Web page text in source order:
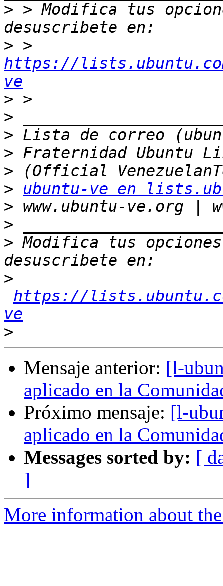
> > Modifica tus
>
https://
ve
>
>
>
>
>
>
ubuntu-ve en
>
>
> Modifica tus
>
https://
ve
>
Mensaje anterior: [l-
aplicado en la
Próximo mensaje: [l-
aplicado en la
Messages sorted by: [
]
More information about